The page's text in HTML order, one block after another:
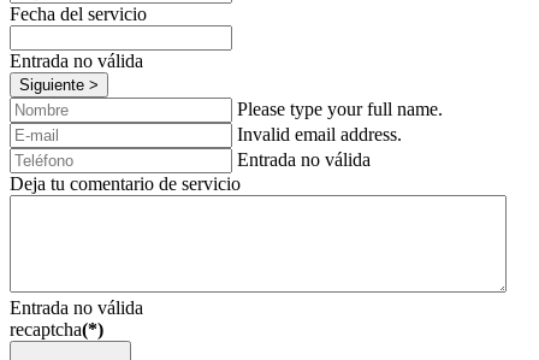
Fecha del servicio
Entrada no válida
Siguiente >
Please type your full name.
Invalid email address.
Entrada no válida
Deja tu comentario de servicio
Entrada no válida
recaptcha(*)